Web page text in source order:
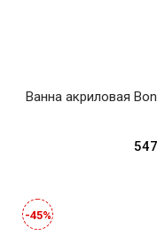
Ванна акриловая
-45%